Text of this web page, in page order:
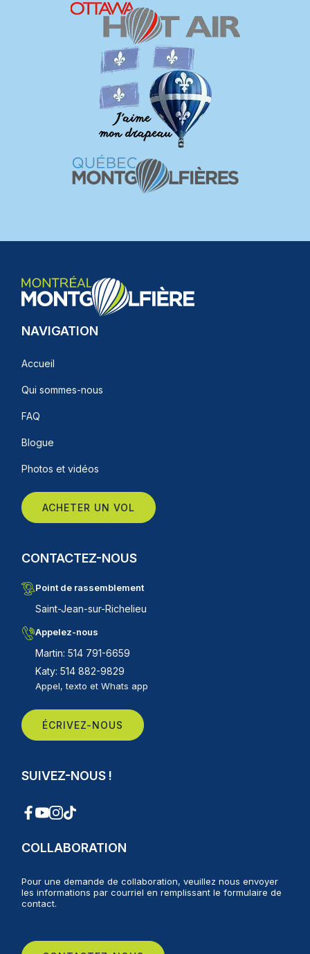
NAVIGATION
Accueil
Qui sommes-nous
FAQ
Blogue
Photos et vidéos
ACHETER UN VOL
CONTACTEZ-NOUS
Point de rassemblement
Saint-Jean-sur-Richelieu
Appelez-nous
Martin: 514 791-6659
Katy: 514 882-9829
Appel, texto et Whats app
ÉCRIVEZ-NOUS
SUIVEZ-NOUS !
COLLABORATION
Pour une demande de collaboration, veuillez nous envoyer
les informations par courriel en remplissant le formulaire de
contact.